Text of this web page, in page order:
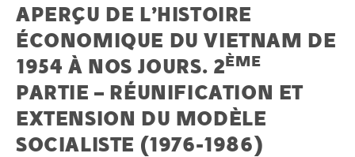
APERÇU DE L’HISTOIRE
ÉCONOMIQUE DU VIETNAM DE
1954 À NOS JOURS. 2ÈME
PARTIE – RÉUNIFICATION ET
EXTENSION DU MODÈLE
SOCIALISTE (1976-1986)